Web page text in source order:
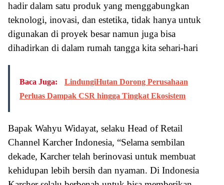
hadir dalam satu produk yang menggabungkan
teknologi, inovasi, dan estetika, tidak hanya untuk
digunakan di proyek besar namun juga bisa
dihadirkan di dalam rumah tangga kita sehari-hari
Baca Juga:
LindungiHutan Dorong Perusahaan
Perluas Dampak CSR hingga Tingkat Ekosistem
Bapak Wahyu Widayat, selaku Head of Retail
Channel Karcher Indonesia, “Selama sembilan
dekade, Karcher telah berinovasi untuk membuat
kehidupan lebih bersih dan nyaman. Di Indonesia